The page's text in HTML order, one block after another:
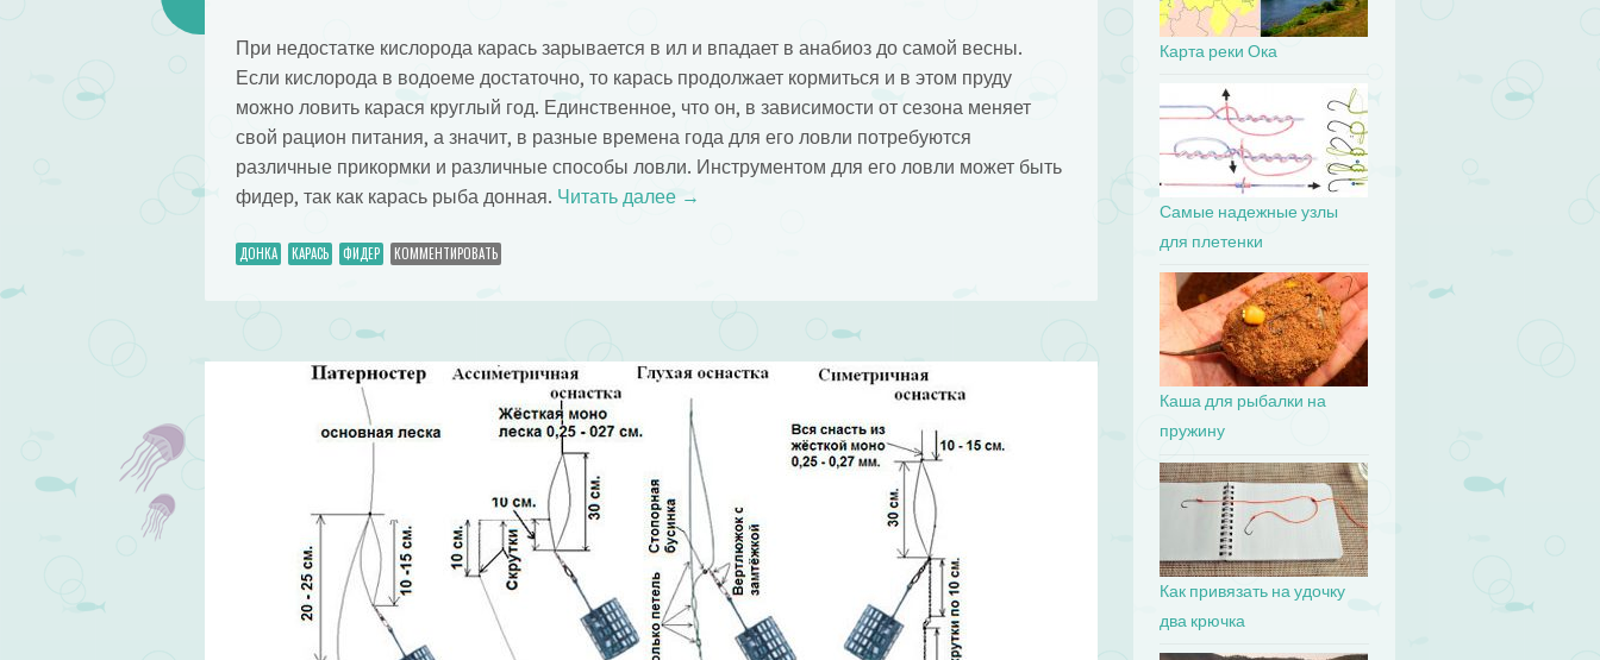
При недостатке кислорода карась зарывается в ил и впадает в анабиоз до самой весны.
Если кислорода в водоеме достаточно, то карась продолжает кормиться и в этом пруду
можно ловить карася круглый год. Единственное, что он, в зависимости от сезона меняет
свой рацион питания, а значит, в разные времена года для его ловли потребуются
различные прикормки и различные способы ловли. Инструментом для его ловли может быть
фидер, так как карась рыба донная. Читать далее →
ДОНКА КАРАСЬ ФИДЕР КОММЕНТИРОВАТЬ
Карта реки Ока
Самые надежные узлы
для плетенки
Каша для рыбалки на
пружину
Как привязать на удочку
два крючка